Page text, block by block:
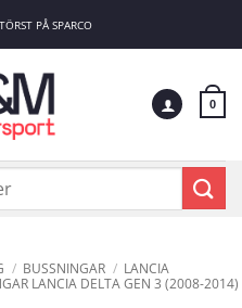
PÅ SPARCO
0
/ BUSSNINGAR / LANCIA
LANCIA DELTA GEN 3 (2008-2014)